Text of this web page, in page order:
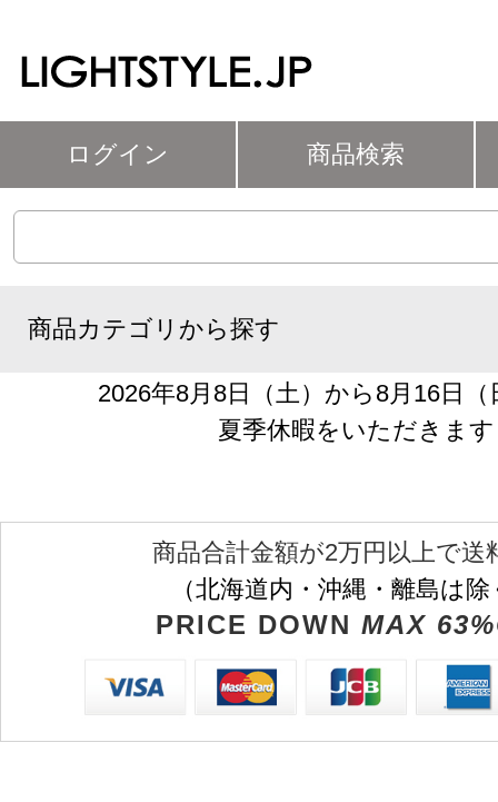
ログイン 商品検索
商品カテゴリから探す
2026年8月8日（土）から8月16日
夏季休暇をいただきます
商品合計金額が2万円以上で送
（北海道内・沖縄・離島は
PRICE DOWN MAX